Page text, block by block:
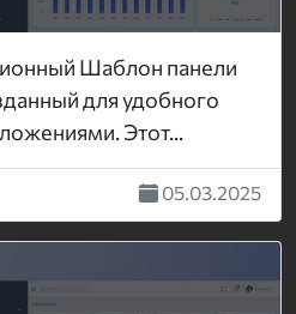
Шаблон панели
для удобного
Этот...
05.03.2025